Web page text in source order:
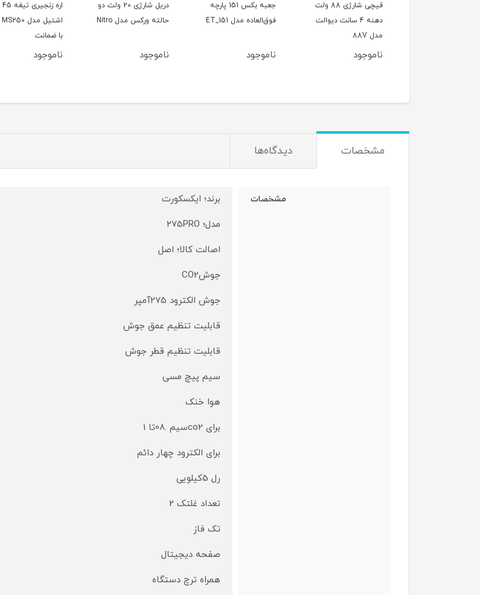
قیچی شارژی 88 ولت
دهنه 4 سانت دیوالت
مدل 88V
ناموجود
جعبه بکس 151 پارچه
فوق‌العاده مدل ET_151
ناموجود
دریل شارژی 20 ولت دو
حالته ورکس مدل Nitro
ناموجود
با ضمانت
ناموجود
مشخصات دیدگاه‌ها
مشخصات
برند؛ ایکسکورت
مدل‌؛ 275PRO
اصالت کالا؛ اصل
جوشCO2
جوش الکترود 275آمپر
قابلیت تنظیم عمق جوش
قابلیت تنظیم قطر جوش
سیم پیچ مسی
هوا خنک
برای co2سیم .08تا 1
برای الکترود چهار دائم
رل 5کیلویی
تعداد غلتک 2
تک فاز
صفحه دیجیتال
همراه ترچ دستگاه